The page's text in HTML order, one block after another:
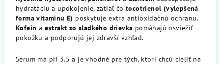
hydratáciu a upokojenie, zatiaľ čo tocotrienol (vylepšená
forma vitamínu E) poskytuje extra antioxidačnú ochranu.
Kofeín a extrakt zo sladkého drievka pomáhajú osviežiť
pokožku a podporujú jej zdravší vzhľad.
Sérum má pH 3.5 a je vhodné pre tých, ktorí chcú cieliť na